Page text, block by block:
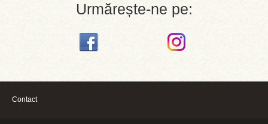
Urmărește-ne pe:
Contact